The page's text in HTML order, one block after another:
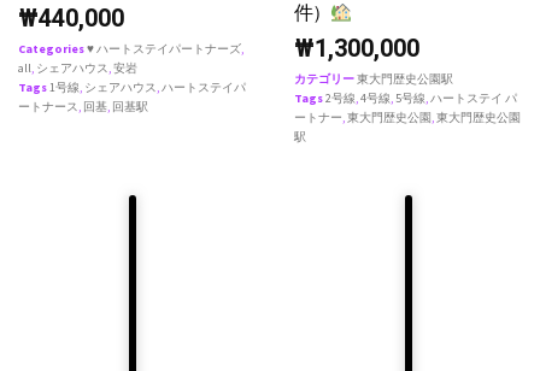
₩440,000
Categories♥ ハートステイパートナーズ,
all, シェアハウス,安岩
Tags1号線, シェアハウス,ハートステイパ
ートナース, 回基, 回基駅
件）
₩1,300,000
カテゴリー東大門歴史公園駅
Tags2号線,4号線, 5号線,ハートステイ パ
ートナー,東大門歴史公園 ,東大門歴史公園
駅